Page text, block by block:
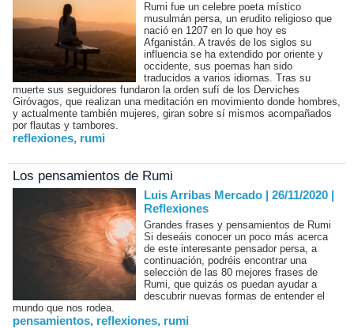
Rumi fue un celebre poeta místico
musulmán persa, un erudito religioso que
nació en 1207 en lo que hoy es
Afganistán. A través de los siglos su
influencia se ha extendido por oriente y
occidente, sus poemas han sido
traducidos a varios idiomas. Tras su
muerte sus seguidores fundaron la orden sufí de los Derviches
Giróvagos, que realizan una meditación en movimiento donde hombres,
y actualmente también mujeres, giran sobre sí mismos acompañados
por flautas y tambores.
reflexiones, rumi
Los pensamientos de Rumi
Luis Arribas Mercado | 26/11/2020 |
Reflexiones
Grandes frases y pensamientos de Rumi
Si deseáis conocer un poco más acerca
de este interesante pensador persa, a
continuación, podréis encontrar una
selección de las 80 mejores frases de
Rumi, que quizás os puedan ayudar a
descubrir nuevas formas de entender el
mundo que nos rodea.
pensamientos, reflexiones, rumi